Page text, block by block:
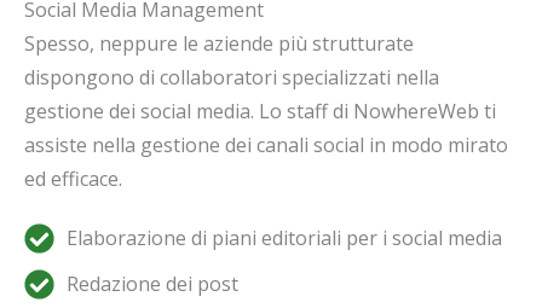
Social Media Management
Spesso, neppure le aziende più strutturate
dispongono di collaboratori specializzati nella
gestione dei social media. Lo staff di NowhereWeb ti
assiste nella gestione dei canali social in modo mirato
ed efficace.
Elaborazione di piani editoriali per i social media
Redazione dei post